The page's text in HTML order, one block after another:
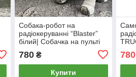
Собака-робот на
радіокеруванні “Blaster”
білий| Собачка на пульті
керування | Інтерактивний
Песик на радіоуправлінні
780₴
Купити
780